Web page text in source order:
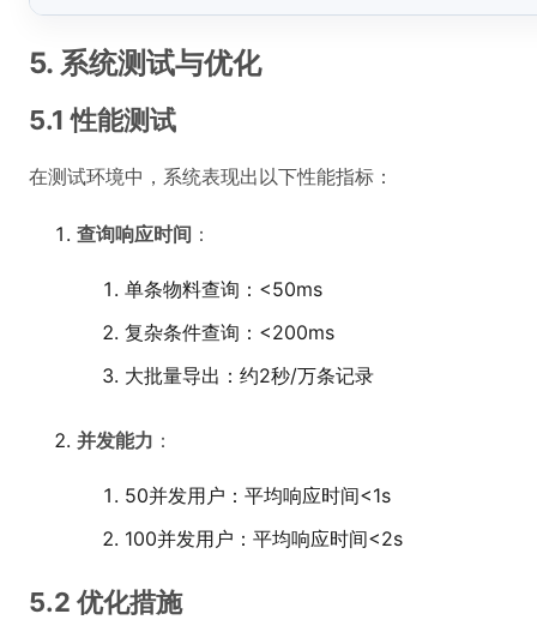
5. 系统测试与优化
5.1 性能测试
在测试环境中，系统表现出以下性能指标：
查询响应时间 ：
单条物料查询：<50ms
复杂条件查询：<200ms
大批量导出：约2秒/万条记录
并发能力 ：
50并发用户：平均响应时间<1s
100并发用户：平均响应时间<2s
5.2 优化措施